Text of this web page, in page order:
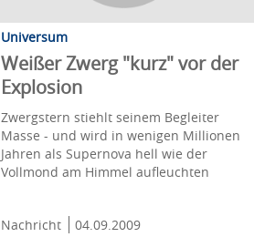
Universum
Weißer Zwerg "kurz" vor der
Explosion
Zwergstern stiehlt seinem Begleiter
Masse - und wird in wenigen Millionen
Jahren als Supernova hell wie der
Vollmond am Himmel aufleuchten
Nachricht 04.09.2009